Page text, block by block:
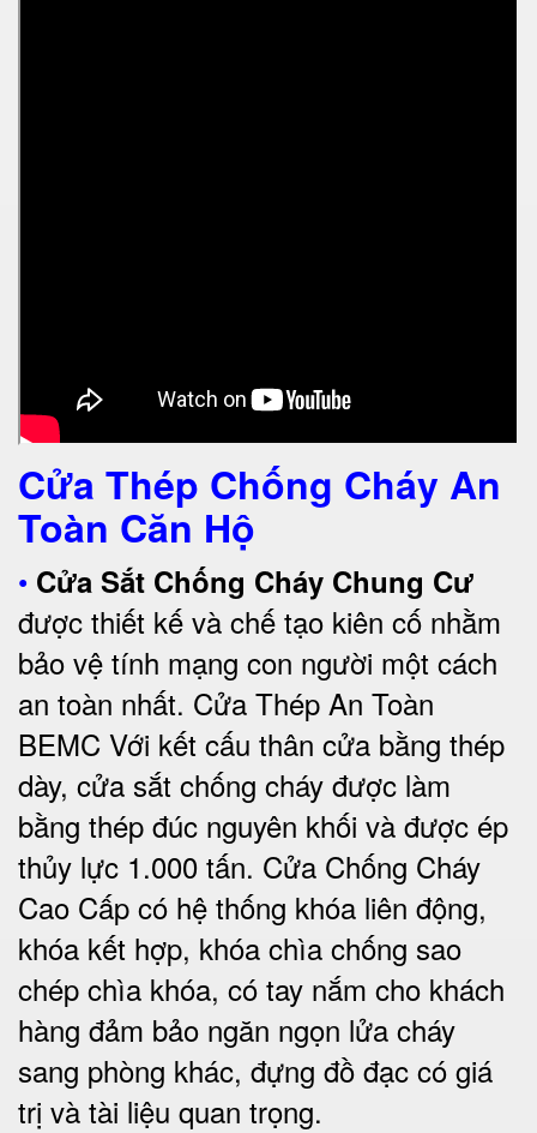
Cửa Thép Chống Cháy An
Toàn Căn Hộ
• Cửa Sắt Chống Cháy Chung Cư
được thiết kế và chế tạo kiên cố nhằm
bảo vệ tính mạng con người một cách
an toàn nhất. Cửa Thép An Toàn
BEMC Với kết cấu thân cửa bằng thép
dày, cửa sắt chống cháy được làm
bằng thép đúc nguyên khối và được ép
thủy lực 1.000 tấn. Cửa Chống Cháy
Cao Cấp có hệ thống khóa liên động,
khóa kết hợp, khóa chìa chống sao
chép chìa khóa, có tay nắm cho khách
hàng đảm bảo ngăn ngọn lửa cháy
sang phòng khác, đựng đồ đạc có giá
trị và tài liệu quan trọng.